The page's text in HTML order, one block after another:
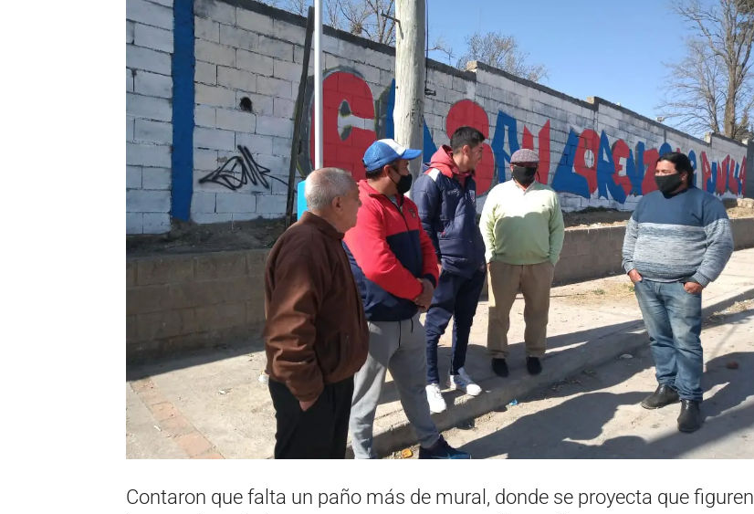
Contaron que falta un paño más de mural, donde se proyecta que figuren